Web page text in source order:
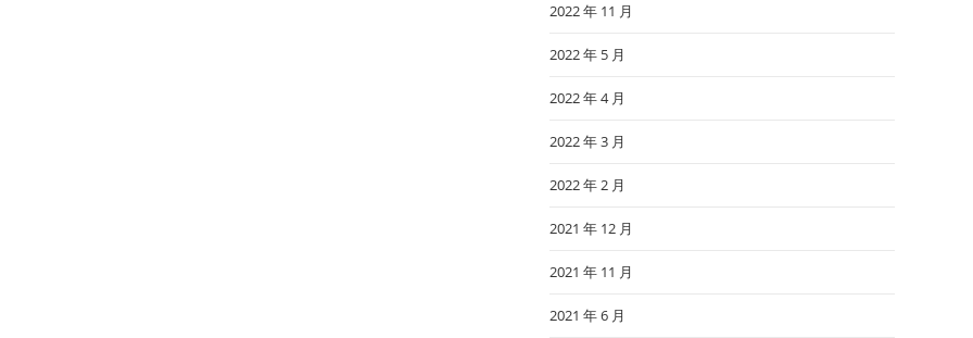
2022 年 11 月
2022 年 5 月
2022 年 4 月
2022 年 3 月
2022 年 2 月
2021 年 12 月
2021 年 11 月
2021 年 6 月